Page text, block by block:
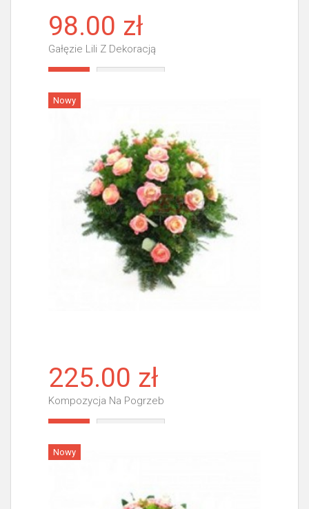
98.00 zł
Gałęzie Lili Z Dekoracją
Nowy
225.00 zł
Kompozycja Na Pogrzeb
Nowy